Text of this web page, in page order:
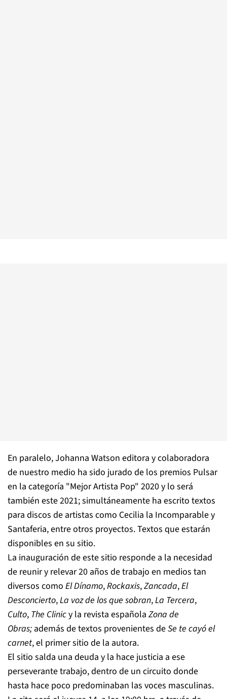
En paralelo, Johanna Watson editora y colaboradora
de nuestro medio ha sido jurado de los premios Pulsar
en la categoría "Mejor Artista Pop" 2020 y lo será
también este 2021; simultáneamente ha escrito textos
para discos de artistas como Cecilia la Incomparable y
Santaferia, entre otros proyectos. Textos que estarán
disponibles en su sitio.
La inauguración de este sitio responde a la necesidad
de reunir y relevar 20 años de trabajo en medios tan
diversos como El Dínamo,Rockaxis,Zancada,El
Desconcierto,La voz de los que sobran,La Tercera,
Culto, The Clinicy la revista española Zona de
Obras; además de textos provenientes deSe te cayó el
carnet, el primer sitio de la autora.
El sitio salda una deuda y la hace justicia a ese
perseverante trabajo, dentro de un circuito donde
hasta hace poco predominaban las voces masculinas.